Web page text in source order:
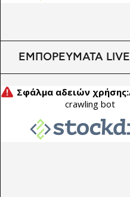
ΕΜΠΟΡΕΥΜΑΤΑ LIVE